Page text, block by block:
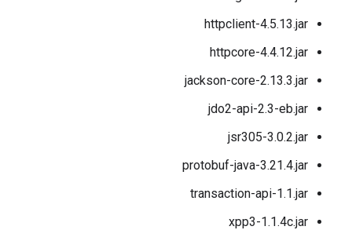
httpclient-4.5.13.jar
httpcore-4.4.12.jar
jackson-core-2.13.3.jar
jdo2-api-2.3-eb.jar
jsr305-3.0.2.jar
protobuf-java-3.21.4.jar
transaction-api-1.1.jar
xpp3-1.1.4c.jar